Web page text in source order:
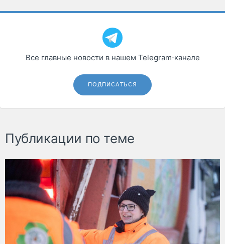
Все главные новости в нашем Telegram‑канале
ПОДПИСАТЬСЯ
Публикации по теме